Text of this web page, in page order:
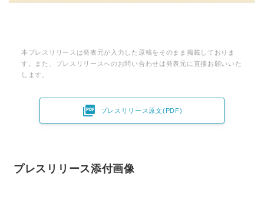
本プレスリリースは発表元が入力した原稿をそのまま掲載しておりま
す。また、プレスリリースへのお問い合わせは発表元に直接お願いいた
します。
 プレスリリース原文(PDF)
プレスリリース添付画像